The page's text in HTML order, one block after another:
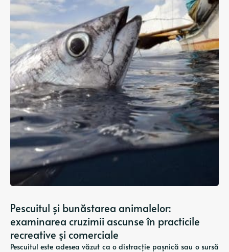
Pescuitul și bunăstarea animalelor:
examinarea cruzimii ascunse în practicile
recreative și comerciale
Pescuitul este adesea văzut ca o distracție pașnică sau o sursă